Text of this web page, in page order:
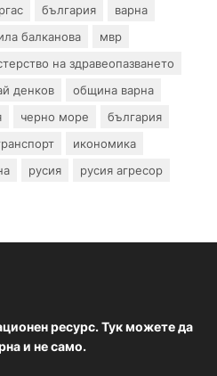
българия
варна
балканова
мвр
на здравеопазването
денков
община варна
черно море
българия
икономика
русия
русия агресор
ресурс. Тук можете да
и не само.